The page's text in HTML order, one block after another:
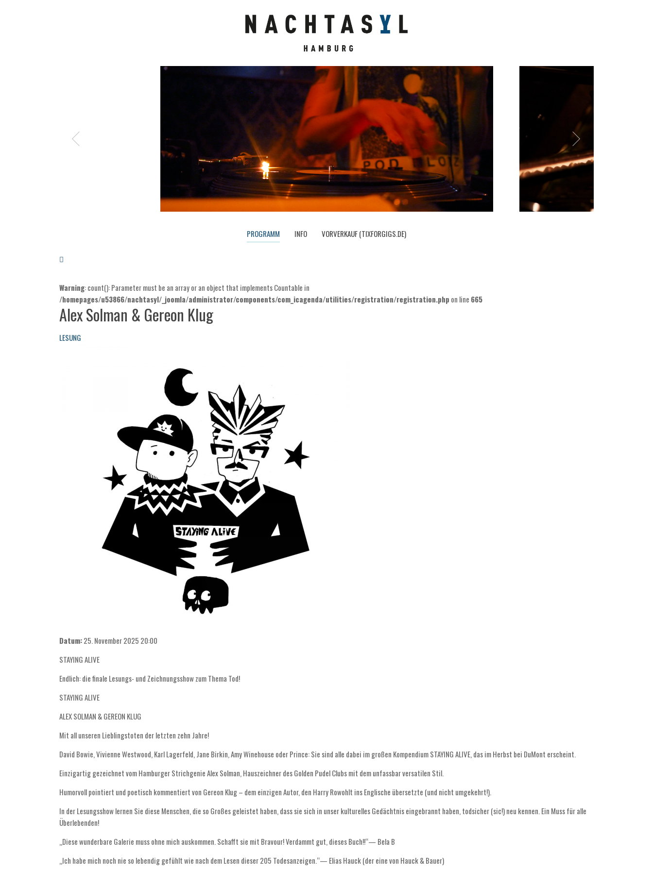
PROGRAMM INFO VORVERKAUF (TIXFORGIGS.DE)
Warning: count(): Parameter must be an array or an object that implements Countable in
/homepages/u53866/nachtasyl/_joomla/administrator/components/com_icagenda/utilities/registration/registration.php on line 665
Alex Solman & Gereon Klug
LESUNG
Datum:25. November 2025 20:00
STAYING ALIVE
Endlich: die finale Lesungs- und Zeichnungsshow zum Thema Tod!
STAYING ALIVE
ALEX SOLMAN & GEREON KLUG
Mit all unseren Lieblingstoten der letzten zehn Jahre!
David Bowie, Vivienne Westwood, Karl Lagerfeld, Jane Birkin, Amy Winehouse oder Prince: Sie sind alle dabei im großen Kompendium STAYING ALIVE, das im Herbst bei DuMont erscheint.
Einzigartig gezeichnet vom Hamburger Strichgenie Alex Solman, Hauszeichner des Golden Pudel Clubs mit dem unfassbar versatilen Stil.
Humorvoll pointiert und poetisch kommentiert von Gereon Klug – dem einzigen Autor, den Harry Rowohlt ins Englische übersetzte (und nicht umgekehrt!).
In der Lesungsshow lernen Sie diese Menschen, die so Großes geleistet haben, dass sie sich in unser kulturelles Gedächtnis eingebrannt haben, todsicher (sic!) neu kennen. Ein Muss für alle
Überlebenden!
„Diese wunderbare Galerie muss ohne mich auskommen. Schafft sie mit Bravour! Verdammt gut, dieses Buch!!“— Bela B
„Ich habe mich noch nie so lebendig gefühlt wie nach dem Lesen dieser 205 Todesanzeigen.“— Elias Hauck (der eine von Hauck & Bauer)